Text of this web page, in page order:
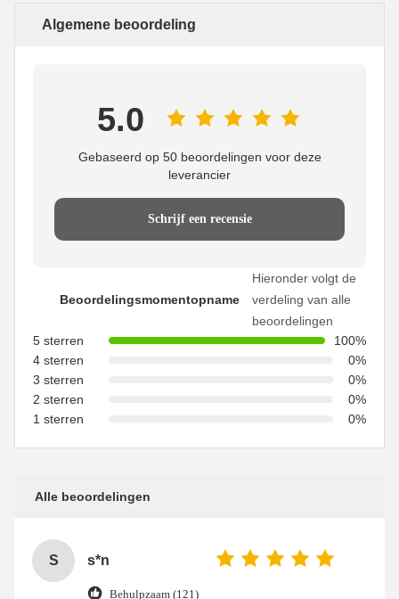
Algemene beoordeling
5.0
Gebaseerd op 50 beoordelingen voor deze
leverancier
Schrijf een recensie
Beoordelingsmomentopname
Hieronder volgt de
verdeling van alle
beoordelingen
5 sterren
100%
4 sterren
0%
3 sterren
0%
2 sterren
0%
1 sterren
0%
Alle beoordelingen
S s*n
Behulpzaam (121)